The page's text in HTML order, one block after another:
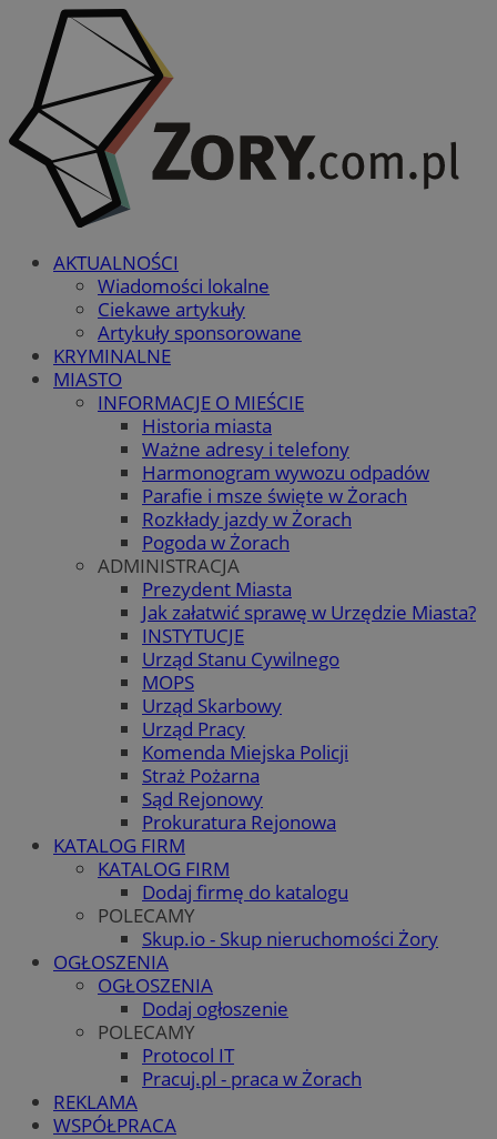
AKTUALNOŚCI
Wiadomości lokalne
Ciekawe artykuły
Artykuły sponsorowane
KRYMINALNE
MIASTO
INFORMACJE O MIEŚCIE
Historia miasta
Ważne adresy i telefony
Harmonogram wywozu odpadów
Parafie i msze święte w Żorach
Rozkłady jazdy w Żorach
Pogoda w Żorach
ADMINISTRACJA
Prezydent Miasta
Jak załatwić sprawę w Urzędzie Miasta?
INSTYTUCJE
Urząd Stanu Cywilnego
MOPS
Urząd Skarbowy
Urząd Pracy
Komenda Miejska Policji
Straż Pożarna
Sąd Rejonowy
Prokuratura Rejonowa
KATALOG FIRM
KATALOG FIRM
Dodaj firmę do katalogu
POLECAMY
Skup.io - Skup nieruchomości Żory
OGŁOSZENIA
OGŁOSZENIA
Dodaj ogłoszenie
POLECAMY
Protocol IT
Pracuj.pl - praca w Żorach
REKLAMA
WSPÓŁPRACA